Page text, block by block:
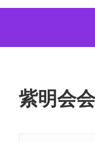
紫明会